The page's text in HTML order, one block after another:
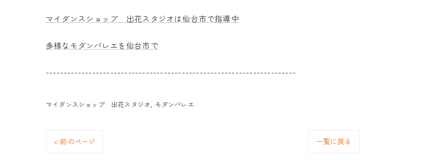
マイダンスショップ 出花スタジオは仙台市で指導中
多様なモダンバレエを仙台市で
----------------------------------------------------------------------
マイダンスショップ 出花スタジオ モダンバレエ
< 前のページ 一覧に戻る